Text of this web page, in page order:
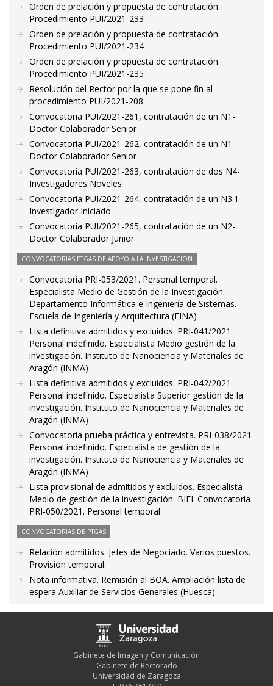
Orden de prelación y propuesta de contratación.
Procedimiento PUI/2021-233
Orden de prelación y propuesta de contratación.
Procedimiento PUI/2021-234
Orden de prelación y propuesta de contratación.
Procedimiento PUI/2021-235
Resolución del Rector por la que se pone fin al
procedimiento PUI/2021-208
Convocatoria PUI/2021-261, contratación de un N1-
Doctor Colaborador Senior
Convocatoria PUI/2021-262, contratación de un N1-
Doctor Colaborador Senior
Convocatoria PUI/2021-263, contratación de dos N4-
Investigadores Noveles
Convocatoria PUI/2021-264, contratación de un N3.1-
Investigador Iniciado
Convocatoria PUI/2021-265, contratación de un N2-
Doctor Colaborador Junior
CONVOCATORIAS PTGAS DE APOYO A LA INVESTIGACIÓN
Convocatoria PRI-053/2021. Personal temporal.
Especialista Medio de Gestión de la Investigación.
Departamento Informática e Ingeniería de Sistemas.
Escuela de Ingeniería y Arquitectura (EINA)
Lista definitiva admitidos y excluidos. PRI-041/2021.
Personal indefinido. Especialista Medio gestión de la
investigación. Instituto de Nanociencia y Materiales de
Aragón (INMA)
Lista definitiva admitidos y excluidos. PRI-042/2021.
Personal indefinido. Especialista Superior gestión de la
investigación. Instituto de Nanociencia y Materiales de
Aragón (INMA)
Convocatoria prueba práctica y entrevista. PRI-038/2021
Personal indefinido. Especialista de gestión de la
investigación. Instituto de Nanociencia y Materiales de
Aragón (INMA)
Lista provisional de admitidos y excluidos. Especialista
Medio de gestión de la investigación. BIFI. Convocatoria
PRI-050/2021. Personal temporal
CONVOCATORIAS DE PTGAS
Relación admitidos. Jefes de Negociado. Varios puestos.
Provisión temporal.
Nota informativa. Remisión al BOA. Ampliación lista de
espera Auxiliar de Servicios Generales (Huesca)
Gabinete de Imagen y Comunicación
Gabinete de Rectorado
Universidad de Zaragoza